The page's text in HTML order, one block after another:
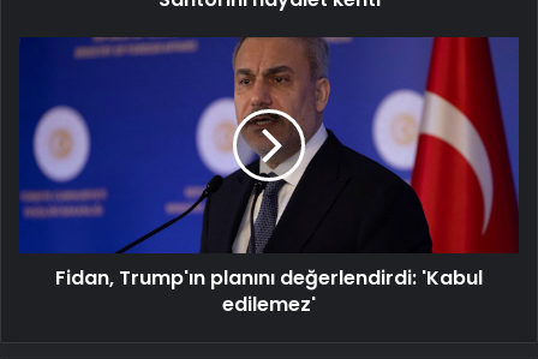
değerlendirdi:
'Kabul
edilemez'
Fidan, Trump'ın planını değerlendirdi: 'Kabul
edilemez'